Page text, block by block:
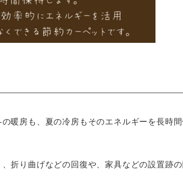
暖房も、夏の冷房もそのエネルギーを長時
折り曲げなどの回復や、家具などの設置跡